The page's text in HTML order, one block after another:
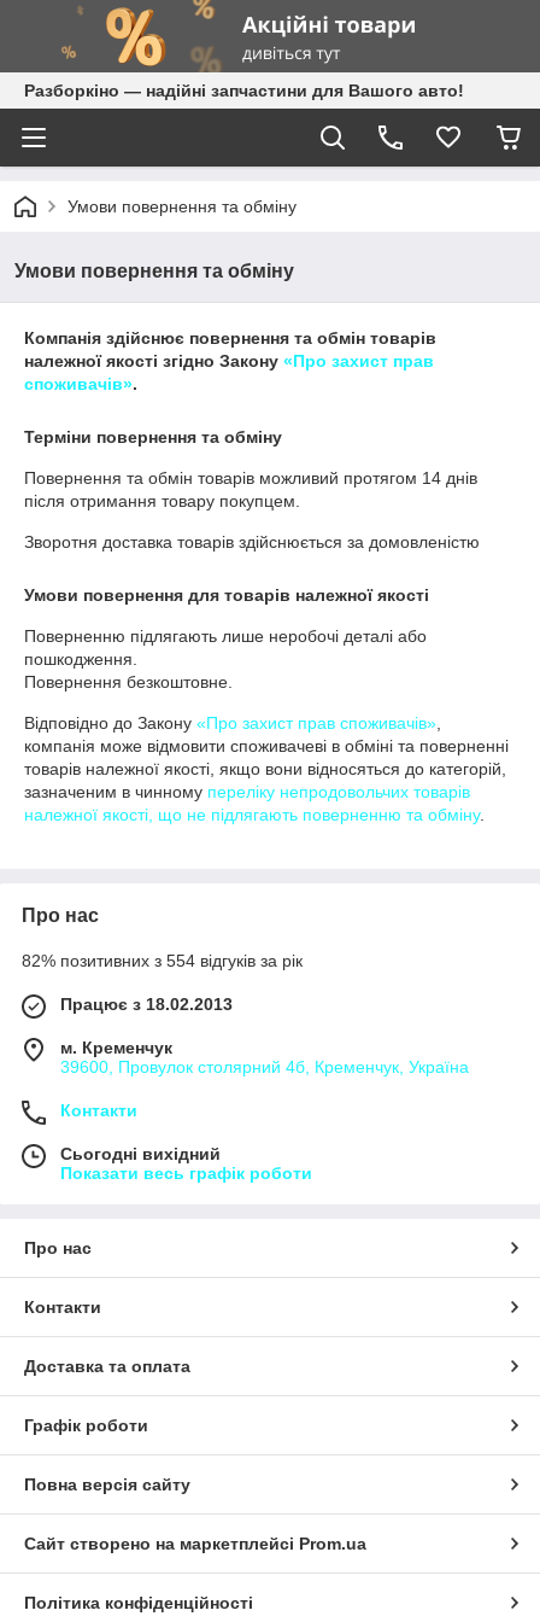
Разборкіно — надійні запчастини для Вашого авто!
Умови повернення та обміну
Умови повернення та обміну
Компанія здійснює повернення та обмін товарів
належної якості згідно Закону «Про захист прав
споживачів».
Терміни повернення та обміну
Повернення та обмін товарів можливий протягом 14 днів
після отримання товару покупцем.
Зворотня доставка товарів здійснюється за домовленістю
Умови повернення для товарів належної якості
Поверненню підлягають лише неробочі деталі або
пошкодження.
Повернення безкоштовне.
Відповідно до Закону «Про захист прав споживачів»
компанія може відмовити споживачеві в обміні та поверненні
товарів належної якості, якщо вони відносяться до категорій,
зазначеним в чинному переліку непродовольчих товарів
належної якості, що не підлягають поверненню та обміну.
Про нас
82% позитивних з 554 відгуків за рік
Працює з 18.02.2013
м. Кременчук
39600, Провулок столярний 4б, Кременчук, Україна
Контакти
Сьогодні вихідний
Показати весь графік роботи
Про нас
Контакти
Доставка та оплата
Графік роботи
Повна версія сайту
Сайт створено на маркетплейсі Prom.ua
Політика конфіденційності